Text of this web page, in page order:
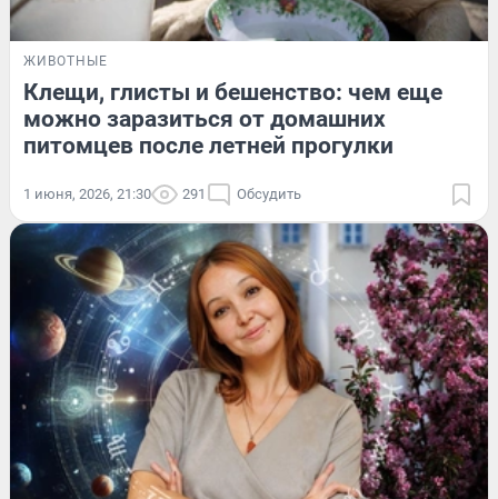
ЖИВОТНЫЕ
Клещи, глисты и бешенство: чем еще
можно заразиться от домашних
питомцев после летней прогулки
1 июня, 2026, 21:30 291 Обсудить